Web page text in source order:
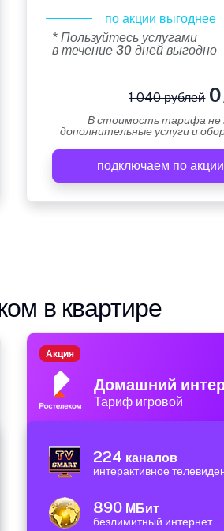
по акции выгоднее
* Пользуйтесь услугами
в течение 30 дней выгодно
1 040 рублей0
В стоимость тарифа не
дополнительные услуги и
подключаем по акции
в квартире
Домашний
Тариф игровой
Акция
224 каналов
интерактивное
890 МБит
безлимитный интернет